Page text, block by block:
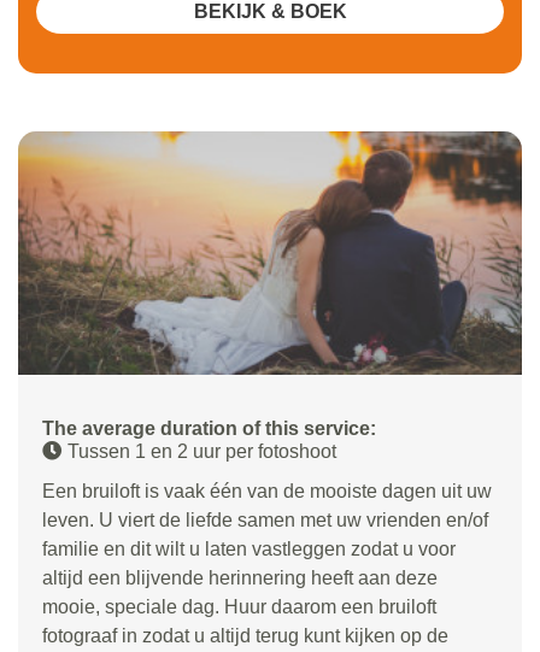
The average duration of this service:
Tussen 1 en 2 uur per fotoshoot
Een bruiloft is vaak één van de mooiste dagen uit uw
leven. U viert de liefde samen met uw vrienden en/of
familie en dit wilt u laten vastleggen zodat u voor
altijd een blijvende herinnering heeft aan deze
mooie, speciale dag. Huur daarom een bruiloft
fotograaf in zodat u altijd terug kunt kijken op de
BEKIJK & BOEK